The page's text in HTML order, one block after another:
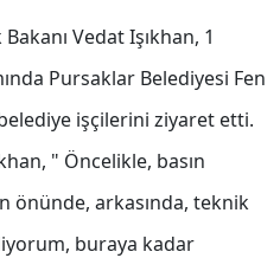
Vedat Işıkhan, 1
Pursaklar Belediyesi Fen
işçilerini ziyaret etti.
" Öncelikle, basın
önünde, arkasında, teknik
buraya kadar